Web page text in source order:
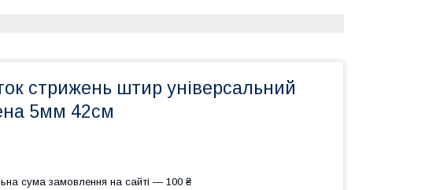
стрижень штир універсальний
5мм 42см
сума замовлення на сайті — 100 ₴